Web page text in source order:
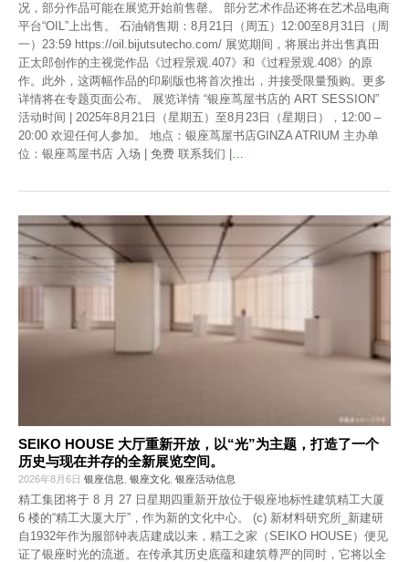
况，部分作品可能在展览开始前售罄。 部分艺术作品还将在艺术品电商
平台“OIL”上出售。 石油销售期：8月21日（周五）12:00至8月31日（周
一）23:59 https://oil.bijutsutecho.com/ 展览期间，将展出并出售真田
正太郎创作的主视觉作品《过程景观.407》和《过程景观.408》的原
作。此外，这两幅作品的印刷版也将首次推出，并接受限量预购。更多
详情将在专题页面公布。 展览详情 “银座茑屋书店的 ART SESSION”
活动时间 | 2025年8月21日（星期五）至8月23日（星期日），12:00 –
20:00 欢迎任何人参加。 地点：银座茑屋书店GINZA ATRIUM 主办单
位：银座茑屋书店 入场 | 免费 联系我们 | …
SEIKO HOUSE 大厅重新开放，以“光”为主题，打造了一个
历史与现在并存的全新展览空间。
2026年8月6日 银座信息 银座文化 银座活动信息
精工集团将于 8 月 27 日星期四重新开放位于银座地标性建筑精工大厦
6 楼的“精工大厦大厅”，作为新的文化中心。 (c) 新材料研究所_新建研
自1932年作为服部钟表店建成以来，精工之家（SEIKO HOUSE）便见
证了银座时光的流逝。在传承其历史底蕴和建筑尊严的同时，它将以全